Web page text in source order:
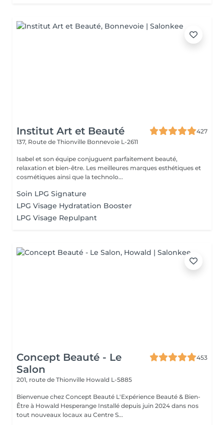
Institut Art et Beauté
427
137, Route de Thionville Bonnevoie L-2611
Isabel et son équipe conjuguent parfaitement beauté,
relaxation et bien-être. Les meilleures marques esthétiques et
cosmétiques ainsi que la technolo...
Soin LPG Signature
LPG Visage Hydratation Booster
LPG Visage Repulpant
Concept Beauté - Le
Salon
453
201, route de Thionville Howald L-5885
Bienvenue chez Concept Beauté L'Expérience Beauté & Bien-
Être à Howald Hesperange Installé depuis juin 2024 dans nos
tout nouveaux locaux au Centre S...